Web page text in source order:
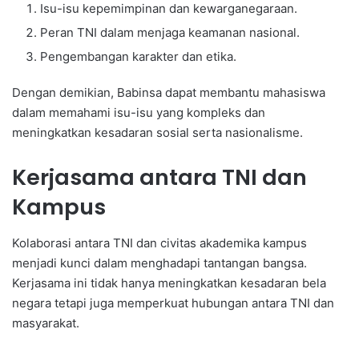
Isu-isu kepemimpinan dan kewarganegaraan.
Peran TNI dalam menjaga keamanan nasional.
Pengembangan karakter dan etika.
Dengan demikian, Babinsa dapat membantu mahasiswa
dalam memahami isu-isu yang kompleks dan
meningkatkan kesadaran sosial serta nasionalisme.
Kerjasama antara TNI dan
Kampus
Kolaborasi antara TNI dan civitas akademika kampus
menjadi kunci dalam menghadapi tantangan bangsa.
Kerjasama ini tidak hanya meningkatkan kesadaran bela
negara tetapi juga memperkuat hubungan antara TNI dan
masyarakat.